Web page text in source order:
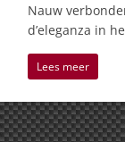
Nauw
d’eleganza in
Lees meer